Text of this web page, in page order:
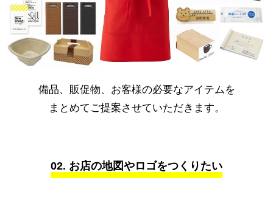
備品、販促物、お客様の必要なアイテムを
まとめてご提案させていただきます。
02. お店の地図やロゴをつくりたい